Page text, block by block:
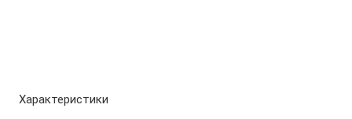
Характеристики